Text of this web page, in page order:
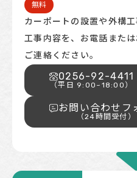
無料
カーポートの設置や外構
工事内容を、お電話また
ご連絡ください。
0256-92-4411
（平日 9:00~18:00）
お問い合わせフ
（24時間受付）